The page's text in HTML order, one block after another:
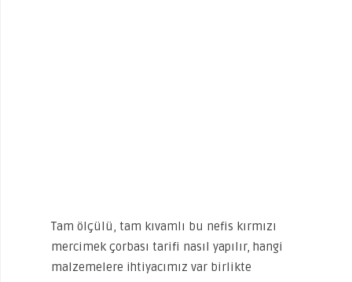
Tam ölçülü, tam kıvamlı bu nefis kırmızı
mercimek çorbası tarifi nasıl yapılır, hangi
malzemelere ihtiyacımız var birlikte